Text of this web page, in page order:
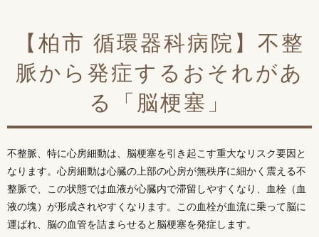
【柏市 循環器科病院】不整
脈から発症するおそれがあ
る「脳梗塞」
不整脈、特に心房細動は、脳梗塞を引き起こす重大なリスク要因と
なります。心房細動は心臓の上部の心房が無秩序に細かく震える不
整脈で、この状態では血液が心臓内で滞留しやすくなり、血栓（血
液の塊）が形成されやすくなります。この血栓が血流に乗って脳に
運ばれ、脳の血管を詰まらせると脳梗塞を発症します。